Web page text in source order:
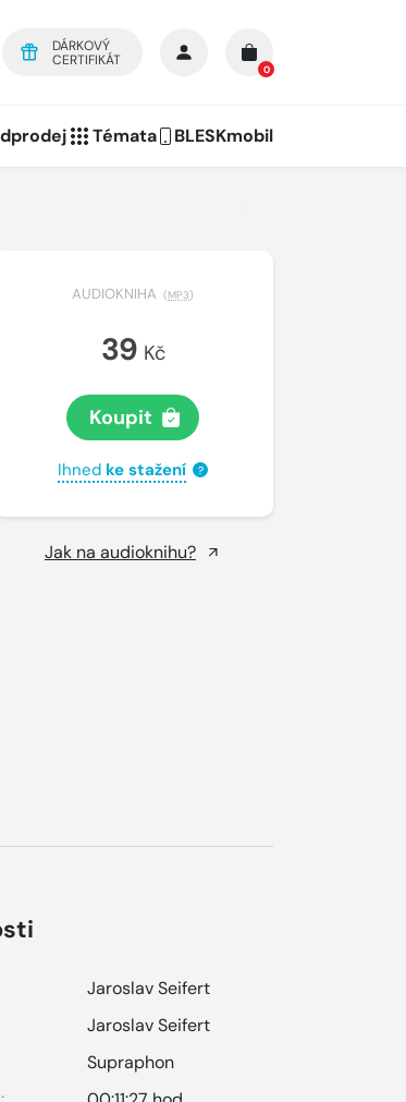
DÁRKOVÝ
CERTIFIKÁT
0
Témata BLESKmobil
AUDIOKNIHA (MP3)
39 Kč
Koupit
Ihned ke stažení ?
Jak na audioknihu?
Jaroslav Seifert
Jaroslav Seifert
Supraphon